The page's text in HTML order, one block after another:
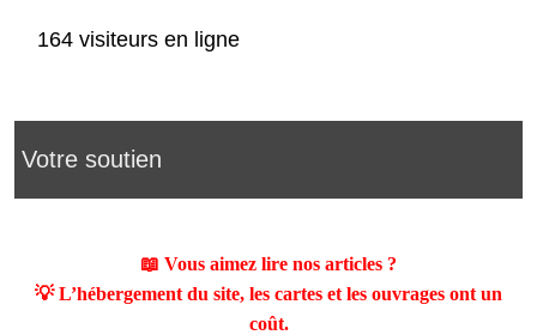
164 visiteurs en ligne
Votre soutien
📖 Vous aimez lire nos articles ?
💡 L’hébergement du site, les cartes et les ouvrages ont un
coût.